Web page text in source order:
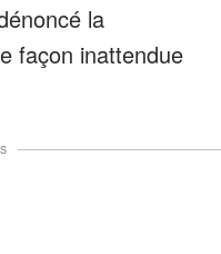
la
façon inattendue